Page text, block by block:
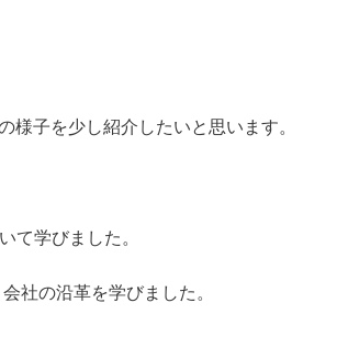
子を少し紹介したいと思います。
て学びました。
社の沿革を学びました。